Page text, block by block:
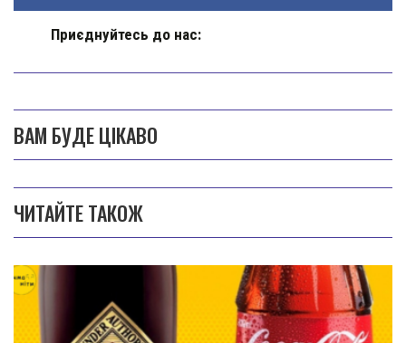
Приєднуйтесь до нас:
ВАМ БУДЕ ЦІКАВО
ЧИТАЙТЕ ТАКОЖ